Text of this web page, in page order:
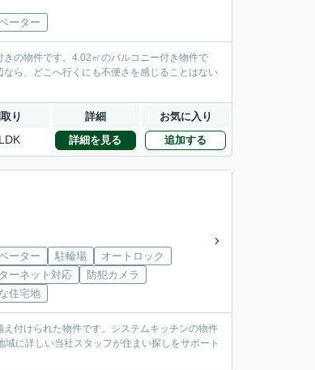
ーター
の物件です。4.02㎡のバルコニー付き物件で
ら、どこへ行くにも不便さを感じることはない
り 詳細 お気に入り
詳細を見る 追加する
ーター 駐輪場
オートロック
ーネット対応
防犯カメラ
住宅地
付けられた物件です。システムキッチンの物件
に詳しい当社スタッフが住まい探しをサポート